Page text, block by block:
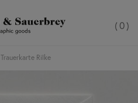
0
Trauerkarte Rilke